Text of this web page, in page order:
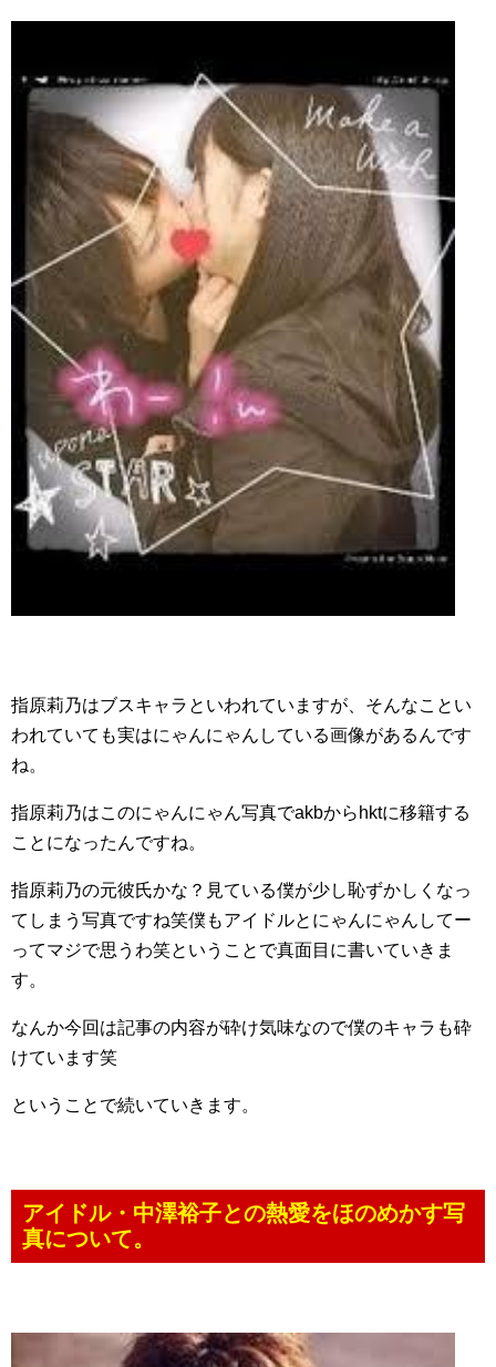
指原莉乃はブスキャラといわれていますが、そんなことい
われていても実はにゃんにゃんしている画像があるんです
ね。
指原莉乃はこのにゃんにゃん写真でakbからhktに移籍する
ことになったんですね。
指原莉乃の元彼氏かな？見ている僕が少し恥ずかしくなっ
てしまう写真ですね笑僕もアイドルとにゃんにゃんしてー
ってマジで思うわ笑ということで真面目に書いていきま
す。
なんか今回は記事の内容が砕け気味なので僕のキャラも砕
けています笑
ということで続いていきます。
アイドル・中澤裕子との熱愛をほのめかす写
真について。